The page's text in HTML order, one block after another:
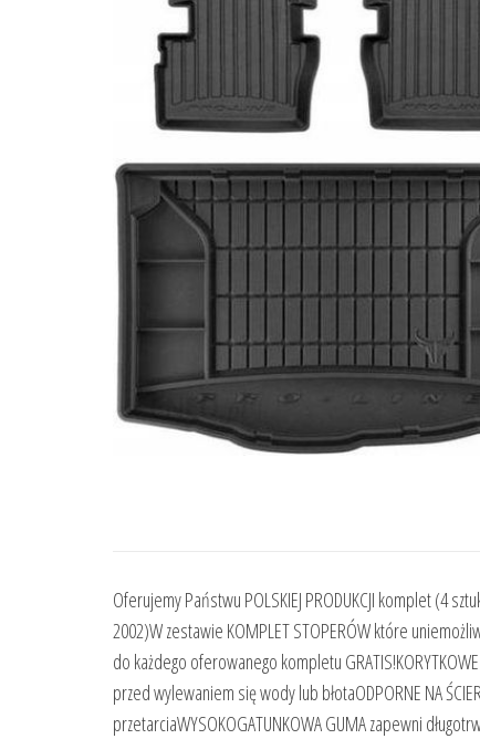
Oferujemy Państwu POLSKIEJ PRODUKCJI komplet (4
2002)W zestawie KOMPLET STOPERÓW które
do każdego oferowanego kompletu
przed wylewaniem się wody lub błotaODPORNE NA
przetarciaWYSOKOGATUNKOWA GUMA zapewni